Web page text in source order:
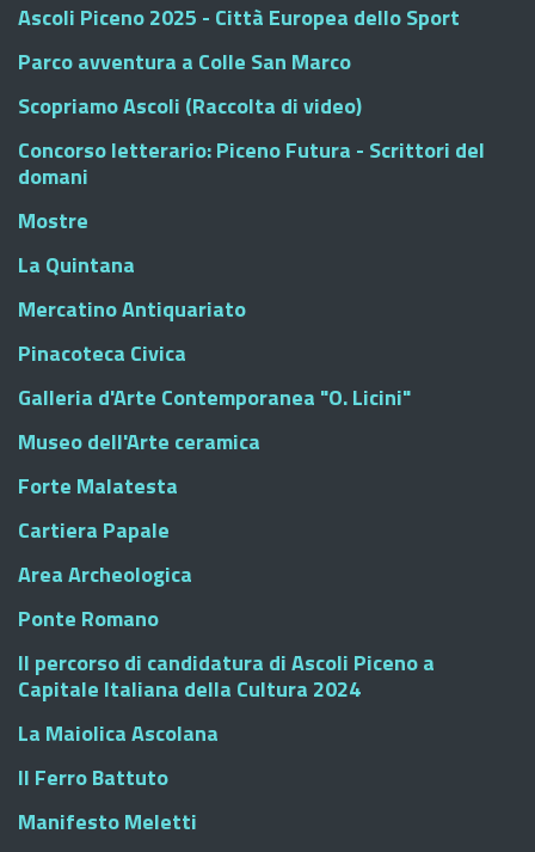
Ascoli Piceno 2025 - Città Europea dello Sport
Parco avventura a Colle San Marco
Scopriamo Ascoli (Raccolta di video)
Concorso letterario: Piceno Futura - Scrittori del
domani
Mostre
La Quintana
Mercatino Antiquariato
Pinacoteca Civica
Galleria d'Arte Contemporanea "O. Licini"
Museo dell'Arte ceramica
Forte Malatesta
Cartiera Papale
Area Archeologica
Ponte Romano
Il percorso di candidatura di Ascoli Piceno a
Capitale Italiana della Cultura 2024
La Maiolica Ascolana
Il Ferro Battuto
Manifesto Meletti